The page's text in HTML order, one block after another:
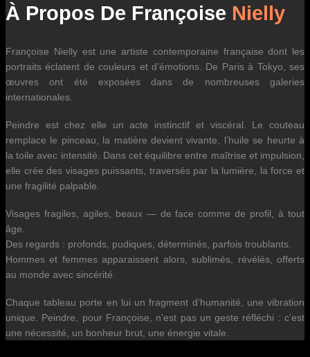
À Propos De Françoise Nielly
Françoise Nielly est une artiste contemporaine française dont les
portraits éclatent de couleurs et d’émotions. De Paris à Tokyo, ses
œuvres ont été exposées dans de nombreuses galeries
internationales.
Peindre est chez elle un acte instinctif et viscéral. Le couteau
remplace le pinceau, la matière devient vivante, l’huile se heurte à
la toile avec intensité. Dans cet équilibre entre maîtrise et impulsion,
elle crée des visages puissants, traversés par la lumière, la force et
une fragilité palpable.
Visages fragiles, agiles, beaux — de face comme de profil, à tout
âge.
Des regards : profonds, pudiques, déterminés, parfois troublants.
Hommes et femmes apparaissent alors, sublimés, révélés, offerts
au monde avec sincérité.
Chaque tableau porte en lui un fragment d’humanité, une vibration
unique. Peindre, pour Françoise, n’est pas un geste réfléchi : c’est
une nécessité, un bonheur brut, une énergie vitale.